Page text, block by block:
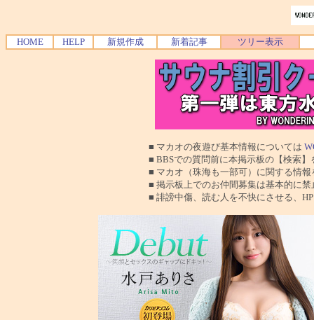
HOME HELP 新規作成 新着記事 ツリー表示
■ マカオの夜遊び基本情報については
■ BBSでの質問前に本掲示板の【検索】を使
■ マカオ（珠海も一部可）に関する情報を交
■ 掲示板上でのお仲間募集は基本的に禁止で
■ 誹謗中傷、読む人を不快にさせる、HPに運